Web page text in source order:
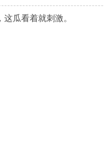
瓜看着就刺激。